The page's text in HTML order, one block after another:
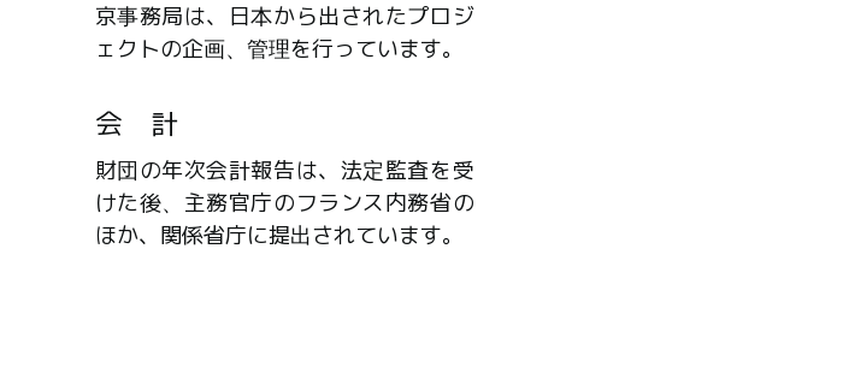
京事務局は、日本から出されたプロジ
ェクトの企画、管理を行っています。
会 計
財団の年次会計報告は、法定監査を受
けた後、主務官庁のフランス内務省の
ほか、関係省庁に提出されています。